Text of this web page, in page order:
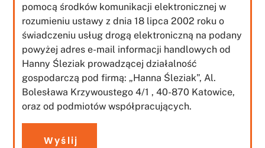
pomocą środków komunikacji elektronicznej w
rozumieniu ustawy z dnia 18 lipca 2002 roku o
świadczeniu usług drogą elektroniczną na podany
powyżej adres e-mail informacji handlowych od
Hanny Śleziak prowadzącej działalność
gospodarczą pod firmą: „Hanna Śleziak”, Al.
Bolesława Krzywoustego 4/1 , 40-870 Katowice,
oraz od podmiotów współpracujących.
Wyślij